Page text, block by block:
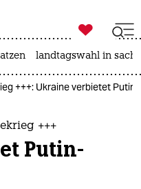

taz zahl ich
landtagswahl in
+++: Ukraine verbietet
+++
Putin-